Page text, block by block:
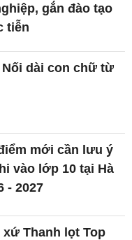
gắn đào tạo
tiễn
Nối dài con chữ từ
mới cần lưu ý
vào lớp 10 tại Hà
- 2027
Thanh lọt Top